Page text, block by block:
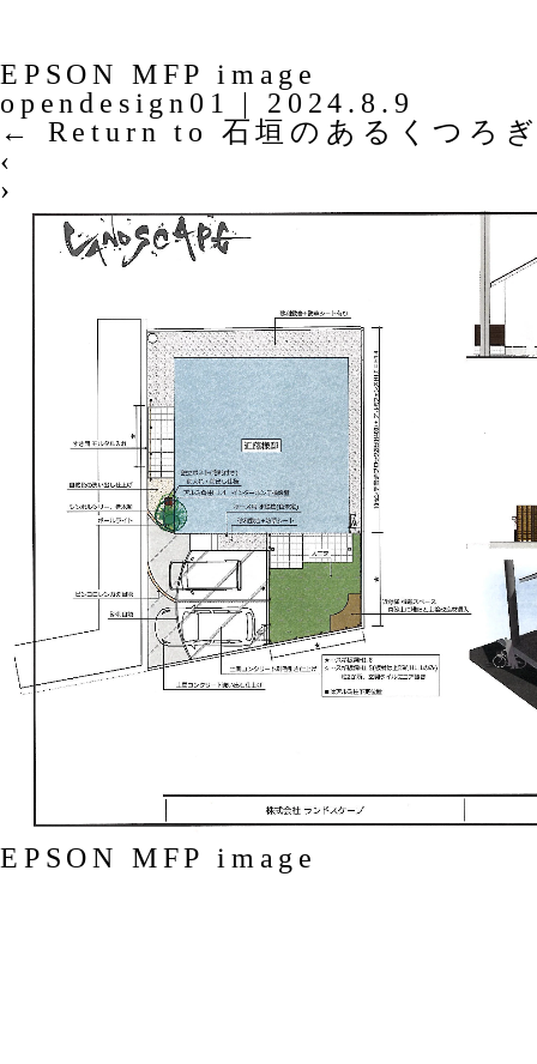
EPSON MFP image
opendesign01
| 2024.8.9
←
Return to 石垣のあるくつろ
‹
›
EPSON MFP image